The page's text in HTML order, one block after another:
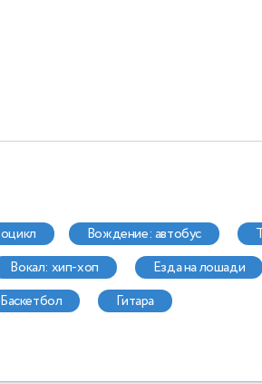
вождение: автобус
вокал: хип-хоп езда на лошади
баскетбол гитара